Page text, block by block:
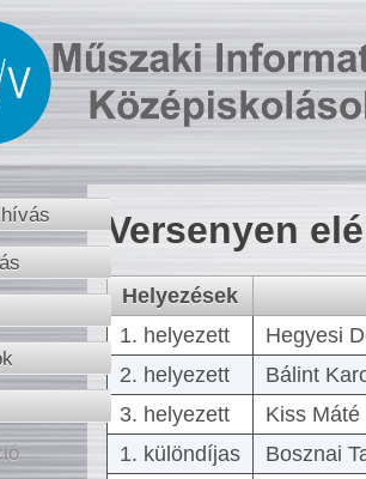
Versenyen
Helyezések
1. helyezett
Hegyesi
2. helyezett
Bálint
3. helyezett
Kiss
1. különdíjas
Bosznai